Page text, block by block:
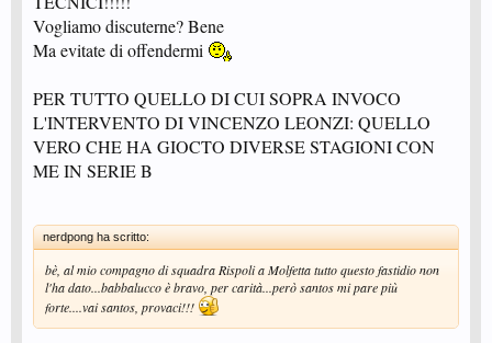
Vogliamo discuterne? Bene
Ma evitate di offendermi
PER TUTTO QUELLO DI CUI SOPRA INVOCO
L'INTERVENTO DI VINCENZO LEONZI: QUELLO
VERO CHE HA GIOCTO DIVERSE STAGIONI CON
ME IN SERIE B
nerdpong ha scritto:
bè, al mio compagno di squadra Rispoli a Molfetta tutto questo fastidio non
l'ha dato...babbalucco è bravo, per carità...però santos mi pare più
forte....vai santos, provaci!!!